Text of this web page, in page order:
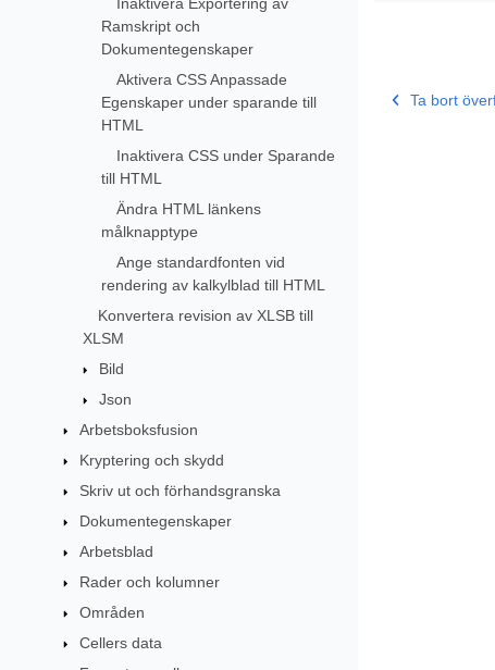
Ramskript och
Dokumentegenskaper
Aktivera CSS Anpassade
Egenskaper under sparande till
HTML
Inaktivera CSS under Sparande
till HTML
Ändra HTML länkens
målknapptype
Ange standardfonten vid
rendering av kalkylblad till HTML
Konvertera revision av XLSB till
XLSM
Bild
Json
Arbetsboksfusion
Kryptering och skydd
Skriv ut och förhandsgranska
Dokumentegenskaper
Arbetsblad
Rader och kolumner
Områden
Cellers data
Ta bort